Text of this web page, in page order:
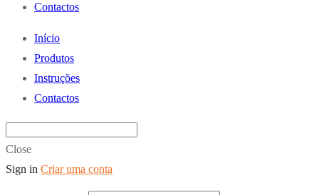
Contactos
Início
Produtos
Instruções
Contactos
Close
Sign in Criar uma conta